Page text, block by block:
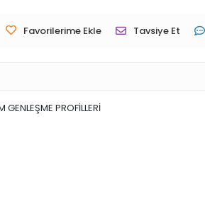
Favorilerime Ekle Tavsiye Et
PROFİLLERİ